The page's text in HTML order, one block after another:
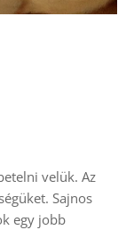
velük. Az
Sajnos
egy jobb